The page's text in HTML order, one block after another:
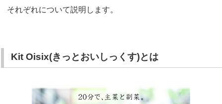
それぞれについて説明します。
Kit Oisix(きっとおいしっくす)とは